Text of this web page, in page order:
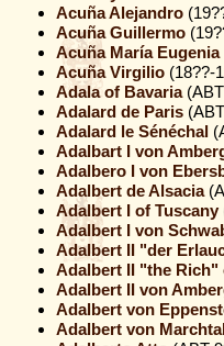
Acuña Alejandro
Acuña Guillermo
Acuña María Eugenia
Acuña Virgilio (18??-
Adala of Bavaria(ABT
Adalard de Paris
Adalard le Sénéchal
Adalbart I von
Adalbero I von
Adalbert de Alsacia
Adalbert I of Tuscany
Adalbert I von
Adalbert II "der
Adalbert II "the Rich"
Adalbert II von
Adalbert von
Adalbert von